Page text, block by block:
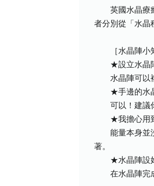
英國水晶療癒
者分別從「水晶
［水晶陣小
★設立水晶陣
水晶陣可以複
★手邊的水晶
可以！建議你
★我擔心用到
能量本身並沒
著。
★水晶陣設好
在水晶陣完成